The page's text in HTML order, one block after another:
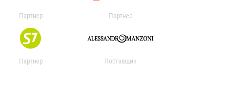
Партнер Партнер
Партнер Поставщик